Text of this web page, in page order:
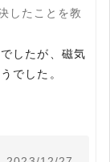
したことを教
したが、磁気
でした。